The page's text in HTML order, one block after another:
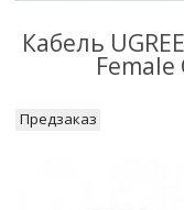
Кабель
Предзаказ